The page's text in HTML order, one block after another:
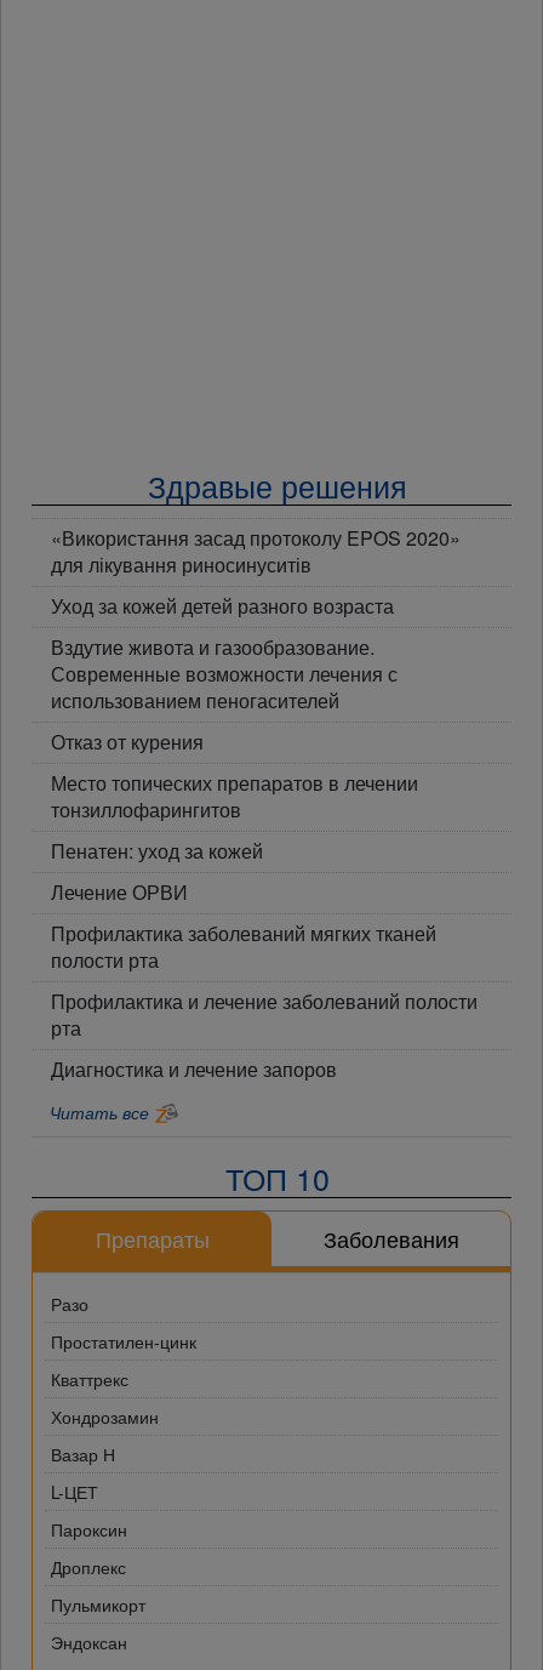
Здравые решения
«Використання засад протоколу EPOS 2020»
для лікування риносинуситів
Уход за кожей детей разного возраста
Вздутие живота и газообразование.
Современные возможности лечения с
использованием пеногасителей
Отказ от курения
Место топических препаратов в лечении
тонзиллофарингитов
Пенатен: уход за кожей
Лечение ОРВИ
Профилактика заболеваний мягких тканей
полости рта
Профилактика и лечение заболеваний полости
рта
Диагностика и лечение запоров
Читать все
ТОП 10
Препараты Заболевания
Разо
Простатилен-цинк
Кваттрекс
Хондрозамин
Вазар Н
L-ЦЕТ
Пароксин
Дроплекс
Пульмикорт
Эндоксан